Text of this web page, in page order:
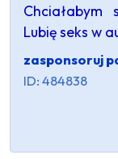
Chciałabym
Lubię seks w
zasponsoruj
ID: 484838